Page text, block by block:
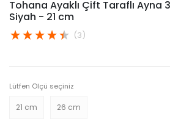
Tohana Ayaklı Çift Taraflı Ayna
Siyah - 21 cm
(3)
Lütfen Ölçü seçiniz
21 cm 26 cm